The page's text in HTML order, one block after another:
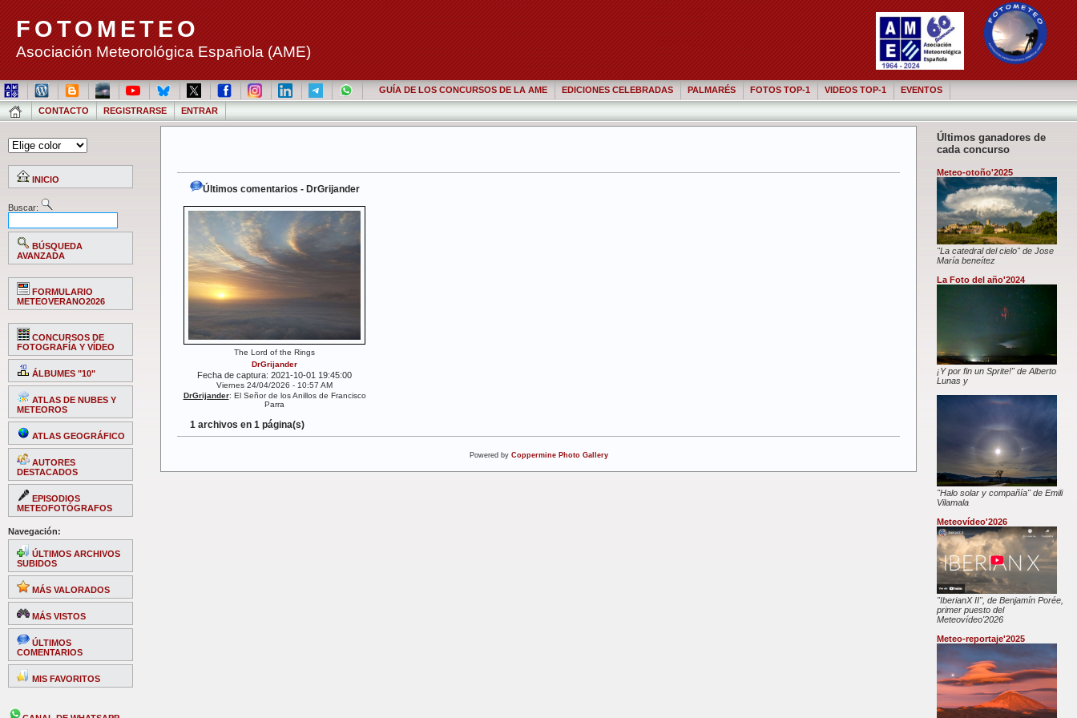
FOTOMETEO
Asociación Meteorológica Española (AME)
GUÍA DE LOS CONCURSOS DE LA AME EDICIONES CELEBRADAS PALMARÉS FOTOS TOP-1 VIDEOS TOP-1 EVENTOS
CONTACTO REGISTRARSE ENTRAR
INICIO
Buscar:
BÚSQUEDA
AVANZADA
FORMULARIO
METEOVERANO2026
CONCURSOS DE
FOTOGRAFÍA Y VÍDEO
ÁLBUMES "10"
ATLAS DE NUBES Y
METEOROS
ATLAS GEOGRÁFICO
AUTORES
DESTACADOS
EPISODIOS
METEOFOTÓGRAFOS
Navegación:
ÚLTIMOS ARCHIVOS
SUBIDOS
MÁS VALORADOS
MÁS VISTOS
ÚLTIMOS
COMENTARIOS
MIS FAVORITOS
Últimos ganadores de
cada concurso
Meteo-otoño'2025
"La catedral del cielo" de Jose
María beneítez
La Foto del año'2024
¡Y por fin un Sprite!" de Alberto
Lunas y
"Halo solar y compañía" de Emili
Vilamala
Meteovídeo'2026
"IberianX II", de Benjamín Porée,
primer puesto del
Meteovídeo'2026
Meteo-reportaje'2025
Últimos comentarios - DrGrijander
The Lord of the Rings
DrGrijander
Fecha de captura: 2021-10-01 19:45:00
Viernes 24/04/2026 - 10:57 AM
DrGrijander: El Señor de los Anillos de Francisco
Parra
1 archivos en 1 página(s)
Powered by Coppermine Photo Gallery